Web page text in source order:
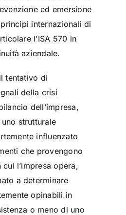
ed emersione
internazionali di
l’ISA 570 in
aziendale.
tentativo di
della crisi
dell’impresa,
strutturale
influenzato
che provengono
cui l’impresa opera,
a determinare
opinabili in
o meno di uno